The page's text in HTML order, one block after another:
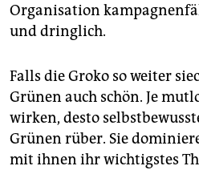
Organisation
und dringlich.
Falls die Groko so weiter
Grünen auch schön. Je
wirken, desto
Grünen rüber. Sie
mit ihnen ihr wichtigstes